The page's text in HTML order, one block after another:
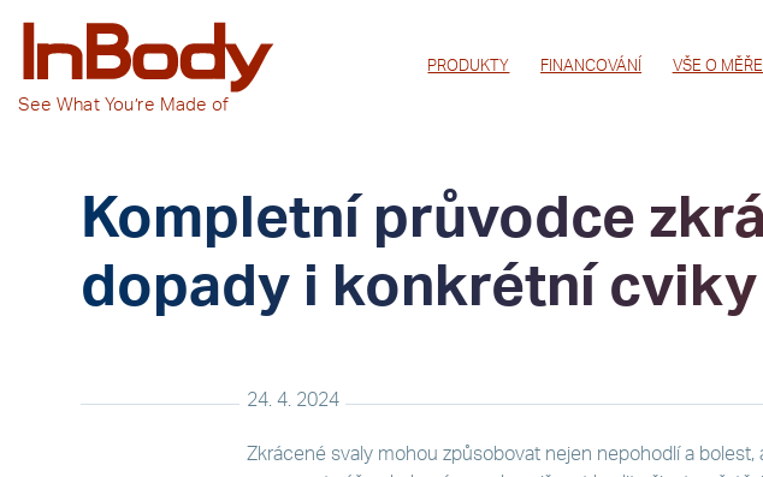
See What You’re Made of
PRODUKTY FINANCOVÁNÍ VŠE O
Kompletní průvodce
dopady i konkrétní cviky
24. 4. 2024
Zkrácené svaly mohou způsobovat nejen nepohodlí a bolest,